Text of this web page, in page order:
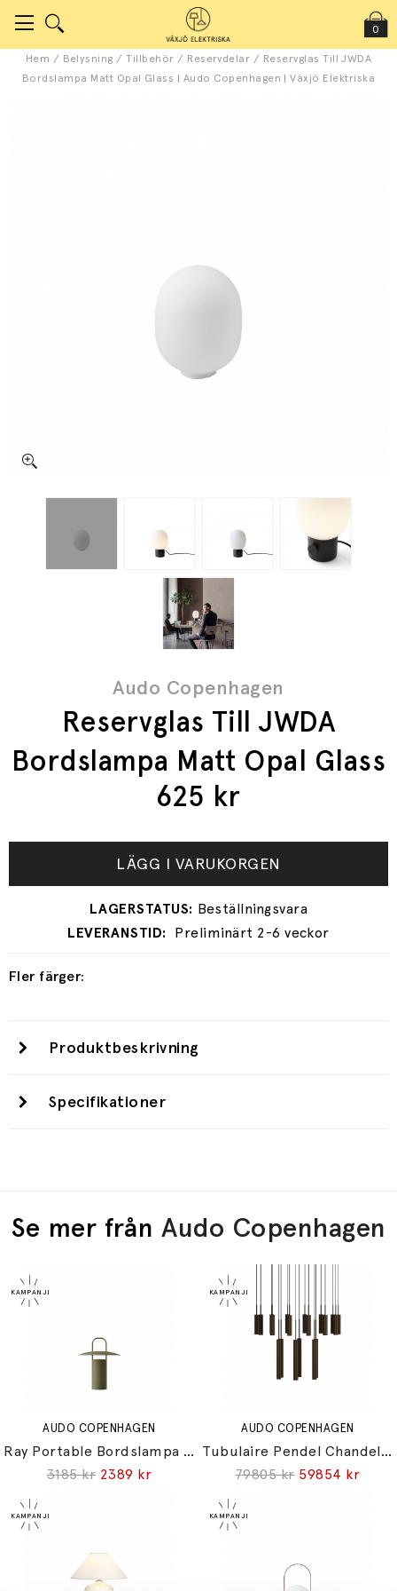
0
Hem / Belysning /Tillbehör / Reservdelar / Reservglas Till JWDA
Bordslampa Matt Opal Glass | Audo Copenhagen | Växjö Elektriska
Audo Copenhagen
Reservglas Till JWDA
Bordslampa Matt Opal Glass
625 kr
Fler färger:
LÄGG I VARUKORGEN
Preliminärt 2-6 veckor
Produktbeskrivning
Specifikationer
Se mer frånAudo Copenhagen
AUDO COPENHAGEN
Ray Portable Bordslampa Dusty Green IP44
3185 kr 2389 kr
AUDO COPENHAGEN
Tubulaire Pendel Chandelier 20 Bronzed Brass
79805 kr 59854 kr